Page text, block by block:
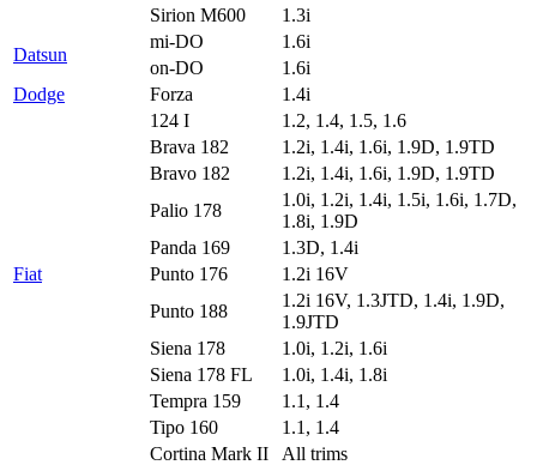
Sirion M600
1.3i
Datsun
mi-DO
1.6i
on-DO
1.6i
Dodge
Forza 1.4i
Fiat
124 I
1.2, 1.4, 1.5, 1.6
Brava 182
1.2i, 1.4i, 1.6i, 1.9D, 1.9TD
Bravo 182
1.2i, 1.4i, 1.6i, 1.9D, 1.9TD
Palio 178
1.0i, 1.2i, 1.4i, 1.5i, 1.6i, 1.7D,
1.8i, 1.9D
Panda 169
1.3D, 1.4i
Punto 176
1.2i 16V
Punto 188
1.2i 16V, 1.3JTD, 1.4i, 1.9D,
1.9JTD
Siena 178
1.0i, 1.2i, 1.6i
Siena 178 FL
1.0i, 1.4i, 1.8i
Tempra 159
1.1, 1.4
Tipo 160
1.1, 1.4
Cortina Mark II
All trims